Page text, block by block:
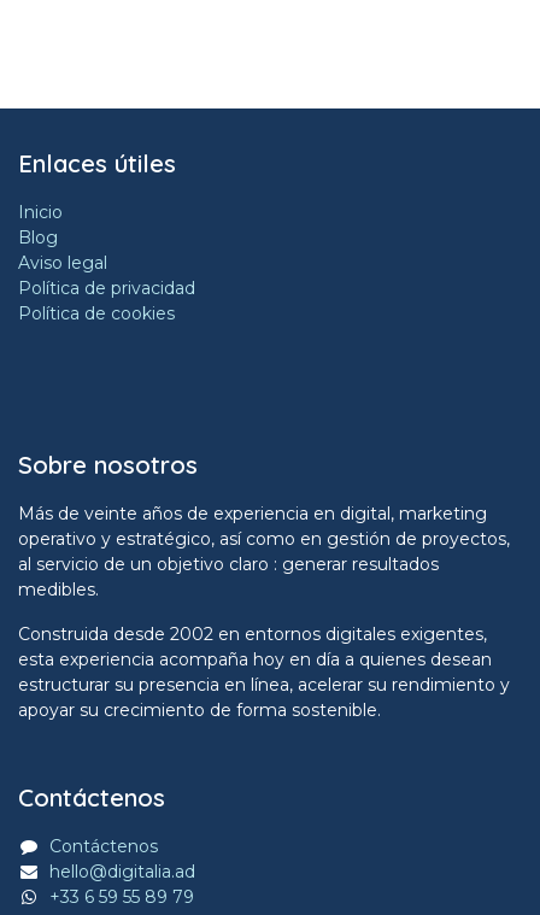
Enlaces útiles
Inicio
Blog
Aviso legal
Política de privacidad
Política de cookies
Sobre nosotros
Más de veinte años de experiencia en digital, marketing
operativo y estratégico, así como en gestión de proyectos,
al servicio de un objetivo claro : generar resultados
medibles.
Construida desde 2002 en entornos digitales exigentes,
esta experiencia acompaña hoy en día a quienes desean
estructurar su presencia en línea, acelerar su rendimiento y
apoyar su crecimiento de forma sostenible.
Contáctenos
Contáctenos
hello@digitalia.ad
+33 6 59 55 89 79